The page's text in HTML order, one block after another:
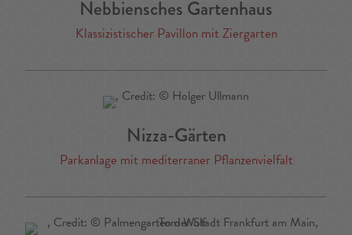
Nebbiensches Gartenhaus
Klassizistischer Pavillon mit Ziergarten
Nizza-Gärten
Parkanlage mit mediterraner Pflanzenvielfalt